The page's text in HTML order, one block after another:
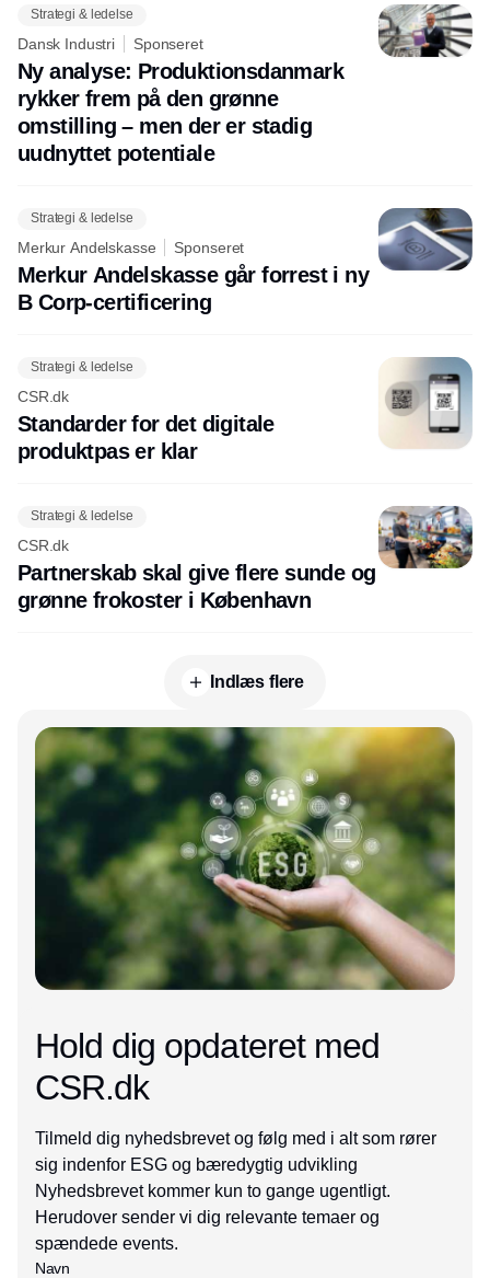
Strategi & ledelse
Dansk Industri Sponseret
Ny analyse: Produktionsdanmark
rykker frem på den grønne
omstilling – men der er stadig
uudnyttet potentiale
Strategi & ledelse
Merkur Andelskasse Sponseret
Merkur Andelskasse går forrest i ny
B Corp-certificering
Strategi & ledelse
CSR.dk
Standarder for det digitale
produktpas er klar
Strategi & ledelse
CSR.dk
Partnerskab skal give flere sunde og
grønne frokoster i København
Indlæs flere
Annonce
Hold dig opdateret med
CSR.dk
Tilmeld dig nyhedsbrevet og følg med i alt som rører
sig indenfor ESG og bæredygtig udvikling
Nyhedsbrevet kommer kun to gange ugentligt.
Herudover sender vi dig relevante temaer og
spændede events.
Navn